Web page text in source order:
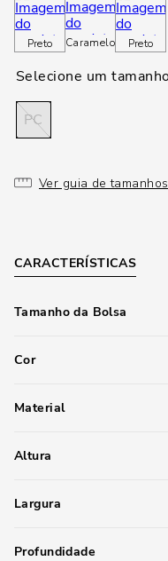
Preto Caramelo Preto
PC
Ver guia de tamanhos
CARACTERÍSTICAS
Tamanho da Bolsa
Cor
Material
Altura
Largura
Profundidade